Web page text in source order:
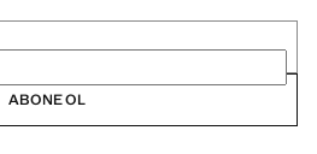
ABONE OL